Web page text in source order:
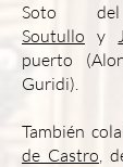
Soto
Soutullo y
puerto
Guridi).
También
de Castro,